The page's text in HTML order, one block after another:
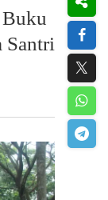
Santri